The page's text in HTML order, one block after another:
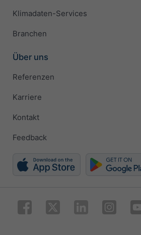
Klimadaten-Services
Branchen
Über uns
Referenzen
Karriere
Kontakt
Feedback